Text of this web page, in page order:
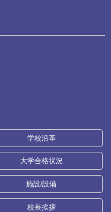
学校沿革
大学合格状況
施設/設備
校長挨拶